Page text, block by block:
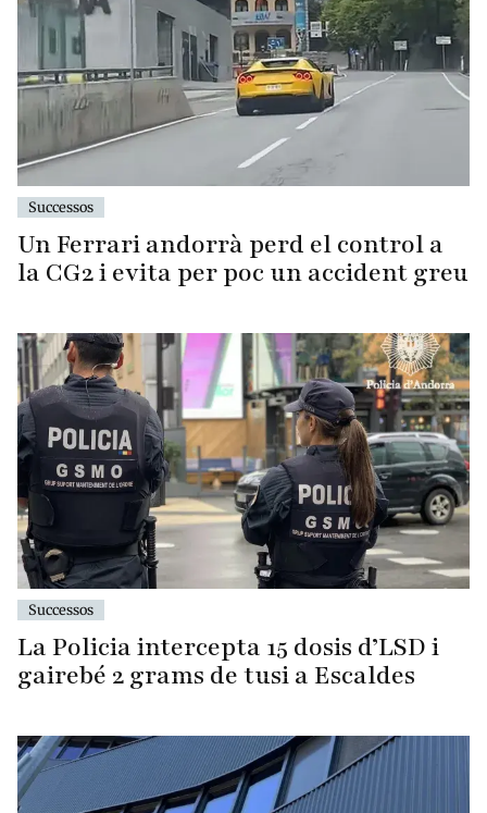
Successos
Un Ferrari andorrà perd el control a
la CG2 i evita per poc un accident greu
Successos
La Policia intercepta 15 dosis d’LSD i
gairebé 2 grams de tusi a Escaldes